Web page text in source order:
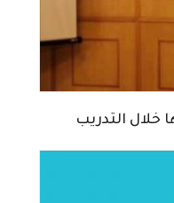
خلال التدريب